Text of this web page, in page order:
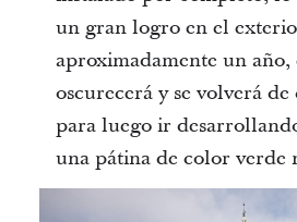
un gran logro en el
aproximadamente un año,
oscurecerá y se volverá
para luego ir
una pátina de color verde